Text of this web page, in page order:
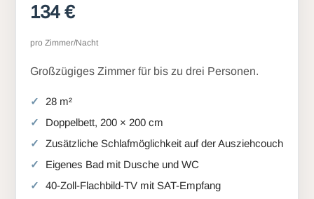
134 €
pro Zimmer/Nacht
Großzügiges Zimmer für bis zu drei Personen.
28 m²
Doppelbett, 200 × 200 cm
Zusätzliche Schlafmöglichkeit auf der Ausziehcouch
Eigenes Bad mit Dusche und WC
40-Zoll-Flachbild-TV mit SAT-Empfang